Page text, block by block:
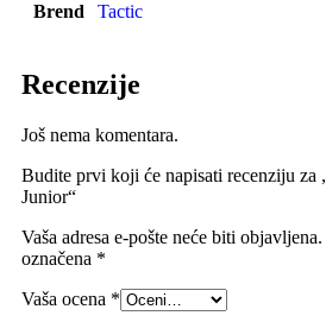
Brend Tactic
Recenzije
Još nema komentara.
Budite prvi koji će napisati recenziju za
Junior“
Vaša adresa e-pošte neće biti objavljena.
označena *
Vaša ocena *